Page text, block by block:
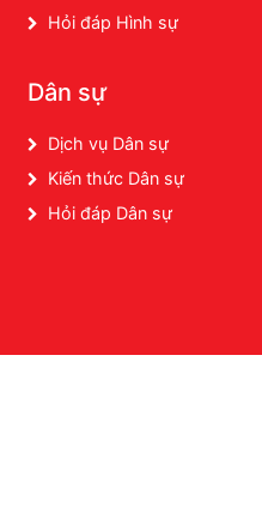
Hỏi đáp Hình sự
Dân sự
Dịch vụ Dân sự
Kiến thức Dân sự
Hỏi đáp Dân sự